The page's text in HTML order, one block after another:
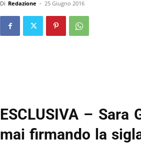
Di Redazione - 25 Giugno 2016
ESCLUSIVA –
mai firmando la